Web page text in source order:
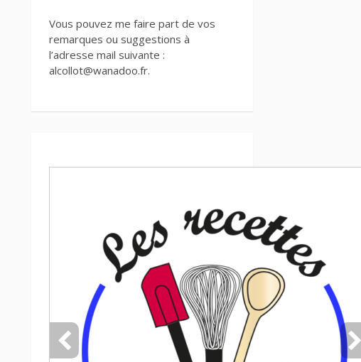
Vous pouvez me faire part de vos
remarques ou suggestions à
l’adresse mail suivante :
alcollot@wanadoo.fr.